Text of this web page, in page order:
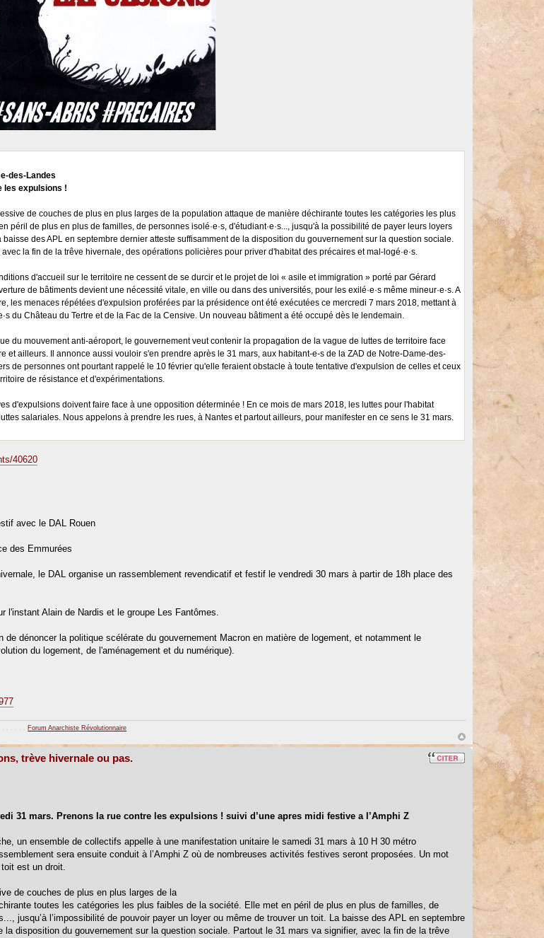
des-Landes
les expulsions !
de couches de plus en plus larges de la population attaque de manière déchirante toutes les catégories les plus
péril de plus en plus de familles, de personnes isolé·e·s, d'étudiant·e·s..., jusqu'à la possibilité de payer leurs loyers
des APL en septembre dernier atteste suffisamment de la disposition du gouvernement sur la question sociale.
la fin de la trêve hivernale, des opérations policières pour priver d'habitat des précaires et mal-logé·e·s.
d'accueil sur le territoire ne cessent de se durcir et le projet de loi « asile et immigration » porté par Gérard
de bâtiments devient une nécessité vitale, en ville ou dans des universités, pour les exilé·e·s même mineur·e·s. A
les menaces répétées d'expulsion proférées par la présidence ont été exécutées ce mercredi 7 mars 2018, mettant à
du Château du Tertre et de la Fac de la Censive. Un nouveau bâtiment a été occupé dès le lendemain.
du mouvement anti-aéroport, le gouvernement veut contenir la propagation de la vague de luttes de territoire face
et ailleurs. Il annonce aussi vouloir s'en prendre après le 31 mars, aux habitant-e-s de la ZAD de Notre-Dame-des-
de personnes ont pourtant rappelé le 10 février qu'elle feraient obstacle à toute tentative d'expulsion de celles et ceux
de résistance et d'expérimentations.
d'expulsions doivent faire face à une opposition déterminée ! En ce mois de mars 2018, les luttes pour l'habitat
salariales. Nous appelons à prendre les rues, à Nantes et partout ailleurs, pour manifester en ce sens le 31 mars.
40620
avec le DAL Rouen
des Emmurées
le DAL organise un rassemblement revendicatif et festif le vendredi 30 mars à partir de 18h place des
l'instant Alain de Nardis et le groupe Les Fantômes.
de dénoncer la politique scélérate du gouvernement Macron en matière de logement, et notamment le
du logement, de l'aménagement et du numérique).
. . . . . . Forum Anarchiste Révolutionnaire
trève hivernale ou pas.
31 mars. Prenons la rue contre les expulsions ! suivi d’une apres midi festive a l’Amphi Z
un ensemble de collectifs appelle à une manifestation unitaire le samedi 31 mars à 10 H 30 métro
sera ensuite conduit à l’Amphi Z où de nombreuses activités festives seront proposées. Un mot
est un droit.
de couches de plus en plus larges de la
toutes les catégories les plus faibles de la société. Elle met en péril de plus en plus de familles, de
jusqu’à l’impossibilité de pouvoir payer un loyer ou même de trouver un toit. La baisse des APL en septembre
la disposition du gouvernement sur la question sociale. Partout le 31 mars va signifier, avec la fin de la trêve